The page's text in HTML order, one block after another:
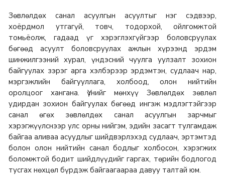
Зөвлөлдөх санал асуулгын асуултыг нэг сэдвээр,
хоёрдмол утгагүй, товч, тодорхой, ойлгомжтой
томьёолж, гадаад үг хэрэглэхгүйгээр боловсруулах
бөгөөд асуулт боловсруулах ажлын хүрээнд эрдэм
шинжилгээний хурал, үндэсний чуулга уулзалт зохион
байгуулах зэрэг арга хэлбэрээр эрдэмтэн, судлаач нар,
мэргэжлийн байгууллага, холбоод, олон нийтийн
оролцоог хангана. Үүнийг мөнхүү Зөвлөлдөх зөвлөл
удирдан зохион байгуулах бөгөөд ингэж мэдлэгтэйгээр
санал өгөх зөвлөлдөх санал асуулгын зарчмыг
хэрэгжүүлснээр улс орны нийгэм, эдийн засагт тулгамдаж
байгаа аливаа асуудлыг шийдвэрлэхэд судлаач, эртэмтэд
болон олон нийтийн санал бодлыг холбосон, хэрэгжих
боломжтой бодит шийдлүүдийг гаргах, төрийн бодлогод
тусгах нөхцөл бүрдэж байгаагаараа давуу талтай юм.